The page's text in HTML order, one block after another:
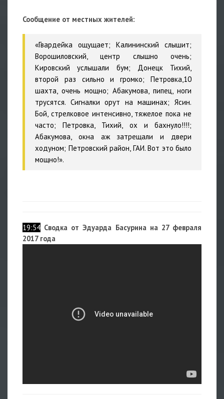
Сообщение от местных жителей:
«Гвардейка ощущает; Калининский слышит;
Ворошиловский, центр слышно очень;
Кировский услышали бум; Донецк Тихий,
второй раз сильно и громко; Петровка,10
шахта, очень мощно; Абакумова, пипец, ноги
трусятся. Сигналки орут на машинах; Ясин.
Бой, стрелковое интенсивно, тяжелое пока не
часто; Петровка, Тихий, ох и бахнуло!!!!;
Абакумова, окна аж затрещали и двери
ходуном; Петровский район, ГАИ. Вот это было
мощно!».
19:54 Сводка от Эдуарда Басурина на 27 февраля
2017 года